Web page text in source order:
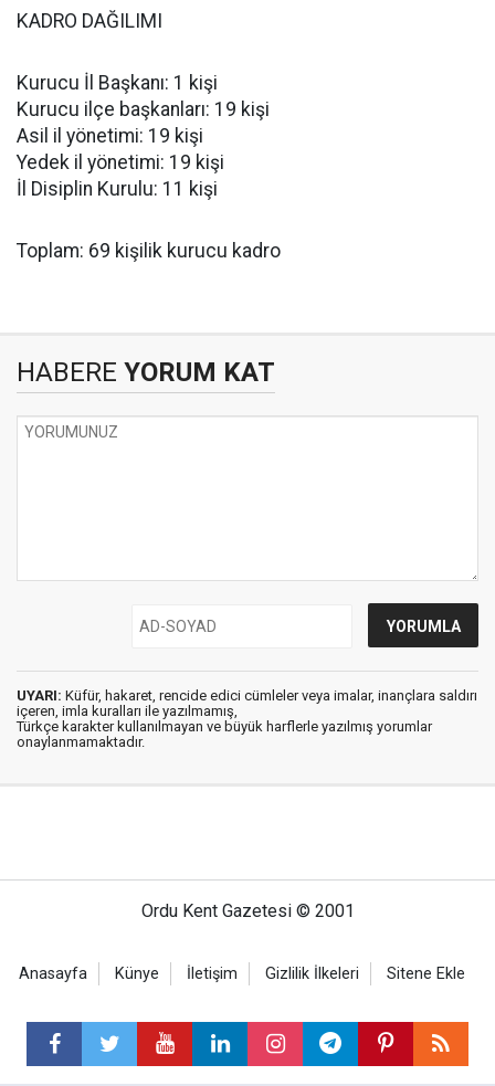
KADRO DAĞILIMI
Kurucu İl Başkanı: 1 kişi
Kurucu ilçe başkanları: 19 kişi
Asil il yönetimi: 19 kişi
Yedek il yönetimi: 19 kişi
İl Disiplin Kurulu: 11 kişi
Toplam: 69 kişilik kurucu kadro
HABERE YORUM KAT
UYARI: Küfür, hakaret, rencide edici cümleler veya imalar, inançlara saldırı
içeren, imla kuralları ile yazılmamış,
Türkçe karakter kullanılmayan ve büyük harflerle yazılmış yorumlar
onaylanmamaktadır.
Ordu Kent Gazetesi © 2001
Anasayfa Künye İletişim Gizlilik İlkeleri Sitene Ekle